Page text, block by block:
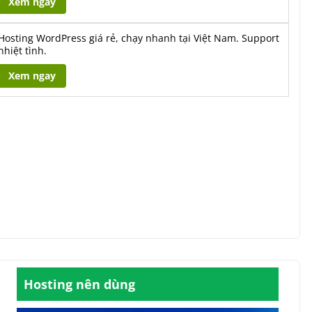
WordPress giá rẻ, chạy nhanh tại Việt Nam. Support
tình.
Xem ngay
Hosting nên dùng